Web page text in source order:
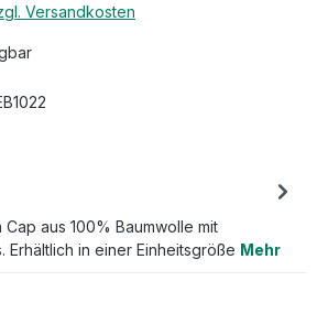
Versandkosten
aus 100% Baumwolle mit
Erhältlich in einer Einheitsgröße Mehr